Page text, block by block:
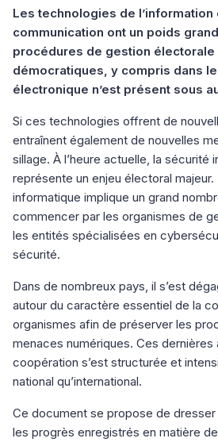
Les technologies de l’information
communication ont un poids
procédures de gestion
démocratiques, y compris dans
électronique n’est présent sous
Si ces technologies offrent de
entraînent également de nouvelles
sillage. À l’heure actuelle, la sécurité
représente un enjeu électoral
informatique implique un grand
commencer par les organismes de
les entités spécialisées en
sécurité.
Dans de nombreux pays, il s’est
autour du caractère essentiel de la
organismes afin de préserver les
menaces numériques. Ces dernières
coopération s’est structurée et
national qu’international.
Ce document se propose de
les progrès enregistrés en matière